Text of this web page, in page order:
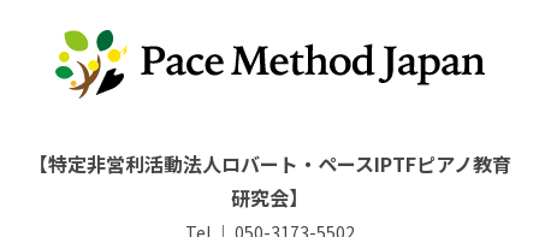
【特定非営利活動法人ロバート・ペースIPTFピアノ教育
研究会】